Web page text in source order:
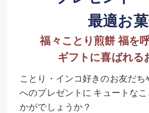
最適お菓
福々ことり煎餅 福を
ギフトに喜ばれる
ことり・インコ好きのお友だ
へのプレゼントに キュートな
かがでしょうか？